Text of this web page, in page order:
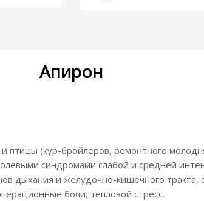
Апирон
птицы (кур-бройлеров, ремонтного
синдромами слабой и средней
дыхания и желудочно-кишечного
боли, тепловой стресс.